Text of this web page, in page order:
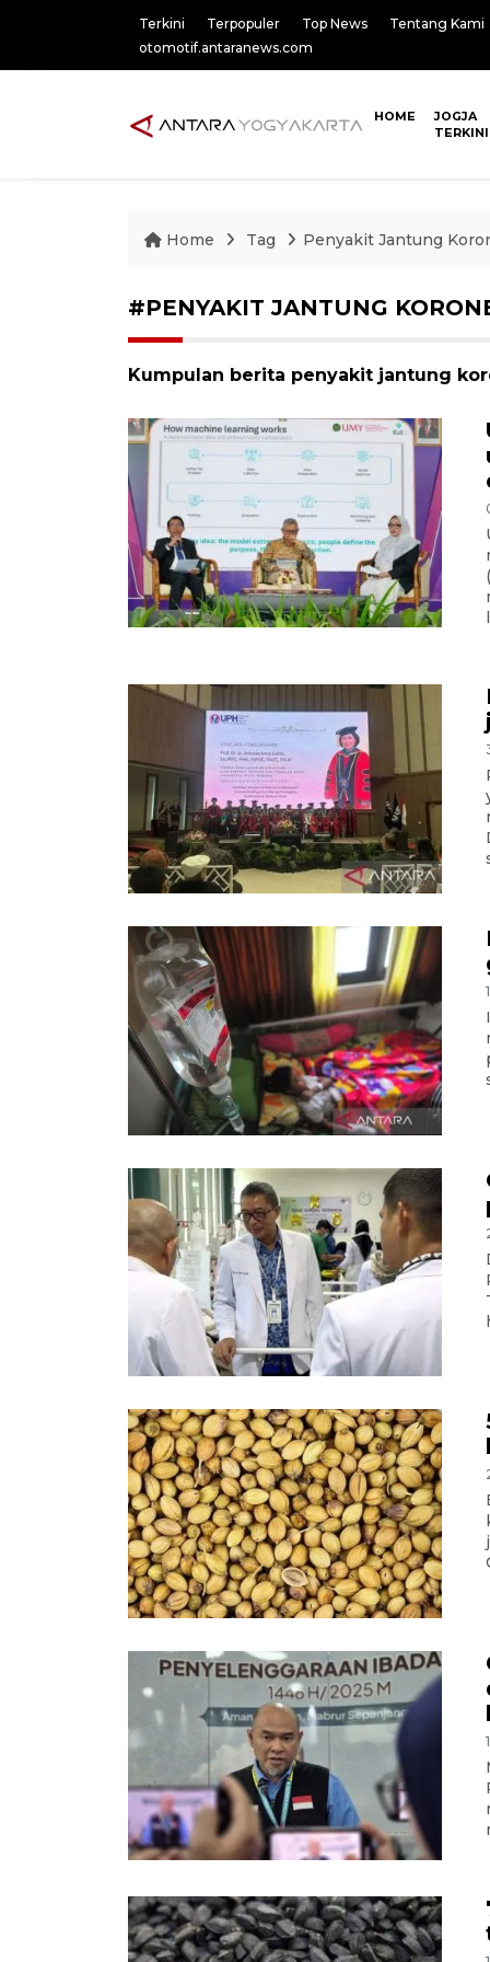
Terkini Terpopuler Top News
Tentang Kami
otomotif.antaranews.com
HOME
JOGJA
TERKINI
Home Tag Penyakit Jantung
#PENYAKIT JANTUNG
Kumpulan berita penyakit jantung